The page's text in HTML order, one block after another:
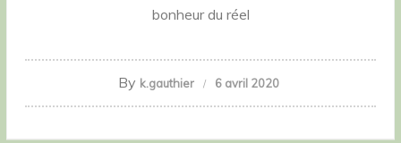
bonheur du réel
By k.gauthier 6 avril 2020